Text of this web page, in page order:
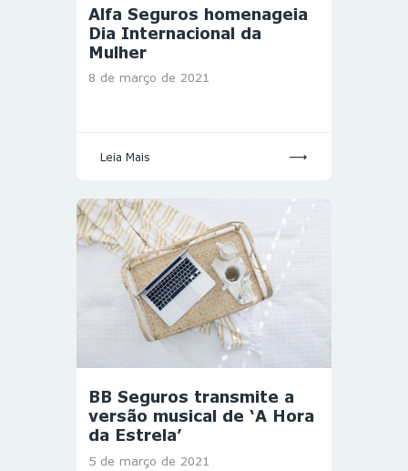
Alfa Seguros homenageia
Dia Internacional da
Mulher
8 de março de 2021
Leia Mais
BB Seguros transmite a
versão musical de ‘A Hora
da Estrela’
5 de março de 2021